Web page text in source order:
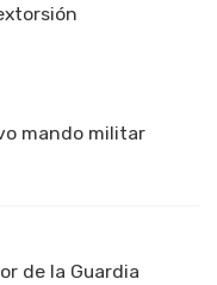
mando militar
de la Guardia